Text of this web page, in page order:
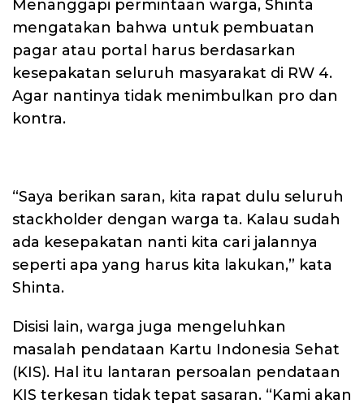
Menanggapi permintaan warga, Shinta
mengatakan bahwa untuk pembuatan
pagar atau portal harus berdasarkan
kesepakatan seluruh masyarakat di RW 4.
Agar nantinya tidak menimbulkan pro dan
kontra.
“Saya berikan saran, kita rapat dulu seluruh
stackholder dengan warga ta. Kalau sudah
ada kesepakatan nanti kita cari jalannya
seperti apa yang harus kita lakukan,” kata
Shinta.
Disisi lain, warga juga mengeluhkan
masalah pendataan Kartu Indonesia Sehat
(KIS). Hal itu lantaran persoalan pendataan
KIS terkesan tidak tepat sasaran. “Kami akan